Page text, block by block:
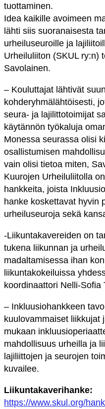
tuottaminen.
Idea kaikille avoimeen
lähti siis suoranaisesta
urheiluseuroille ja
Urheiluliiton (SKUL ry:n)
Savolainen.
– Kouluttajat lähtivät
kohderyhmälähtöisesti,
seura- ja lajilittotoimijat
käytännön työkaluja
Monessa seurassa olisi
osallistumisen
vain olisi tietoa miten,
Kuurojen Urheiluliitolla
hankkeita, joista
hanke koskettavat hyvin
urheiluseuroja sekä
-Liikuntakavereiden on
tukena liikunnan ja
madaltamisessa ihan
liikuntakokeiluissa
koordinaattori Nelli-Sofia
– Inkluusiohankkeen
kuulovammaiset liikkujat
mukaan
mahdollisuus urheilla ja
lajiliittojen ja seurojen
kuvailee.
Liikuntakaverihanke:
https://www.skul.org/